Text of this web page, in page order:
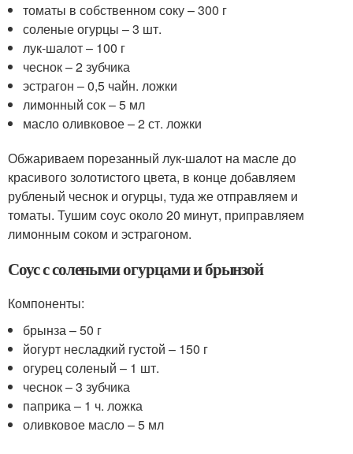
томаты в собственном соку – 300 г
соленые огурцы – 3 шт.
лук-шалот – 100 г
чеснок – 2 зубчика
эстрагон – 0,5 чайн. ложки
лимонный сок – 5 мл
масло оливковое – 2 ст. ложки
Обжариваем порезанный лук-шалот на масле до
красивого золотистого цвета, в конце добавляем
рубленый чеснок и огурцы, туда же отправляем и
томаты. Тушим соус около 20 минут, приправляем
лимонным соком и эстрагоном.
Соус с солеными огурцами и брынзой
Компоненты:
брынза – 50 г
йогурт несладкий густой – 150 г
огурец соленый – 1 шт.
чеснок – 3 зубчика
паприка – 1 ч. ложка
оливковое масло – 5 мл